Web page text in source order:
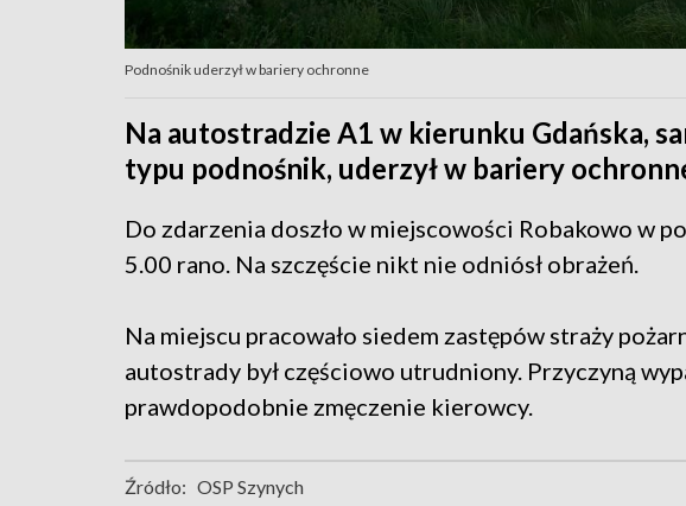
Podnośnik uderzył w bariery ochronne
Na autostradzie A1 w kierunku Gdańska,
typu podnośnik, uderzył w bariery
Do zdarzenia doszło w miejscowości Robakowo w
5.00 rano. Na szczęście nikt nie odniósł obrażeń.
Na miejscu pracowało siedem zastępów straży
autostrady był częściowo utrudniony. Przyczyną
prawdopodobnie zmęczenie kierowcy.
Źródło: OSP Szynych